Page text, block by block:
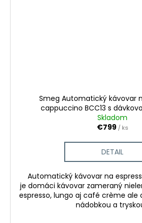
Smeg Automatický kávovar
cappuccino BCC13 s
Skladom
€799 / ks
DETAIL
Automatický kávovar na
je domáci kávovar zameraný
espresso, lungo aj café crème ale
nádobkou a